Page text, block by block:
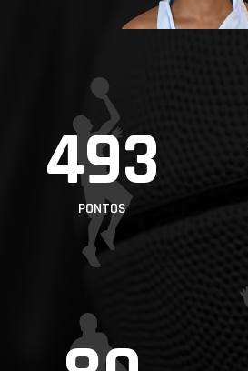
MASCULINA
LIGA BETCLIC
FEMININA
493
PONTOS